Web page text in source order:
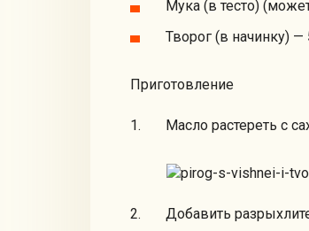
Мука (в тесто)
Творог (в начинку) —
Приготовление
Масло растереть с
Добавить